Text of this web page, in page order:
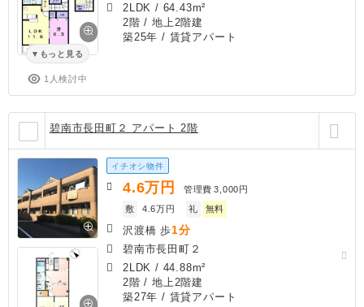
もっと見る
1人検討中
2LDK / 64.43m²
2階 / 地上2階建
築25年 / 賃貸アパート
碧南市長田町２ アパート 2階
イチオシ物件
4.6万円 管理費 3,000円
敷
4.6万円 礼 無料
沢渡橋 歩1分
碧南市長田町２
2LDK / 44.88m²
2階 / 地上2階建
築27年 / 賃貸アパート